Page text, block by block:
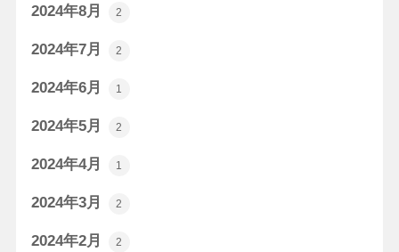
2024年8月 2
2024年7月 2
2024年6月 1
2024年5月 2
2024年4月 1
2024年3月 2
2024年2月 2